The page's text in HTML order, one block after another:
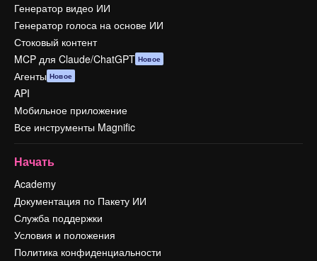
Генератор видео ИИ
Генератор голоса на основе ИИ
Стоковый контент
MCP для Claude/ChatGPT Новое
Агенты Новое
API
Мобильное приложение
Все инструменты Magnific
Начать
Academy
Документация по Пакету ИИ
Служба поддержки
Условия и положения
Политика конфиденциальности